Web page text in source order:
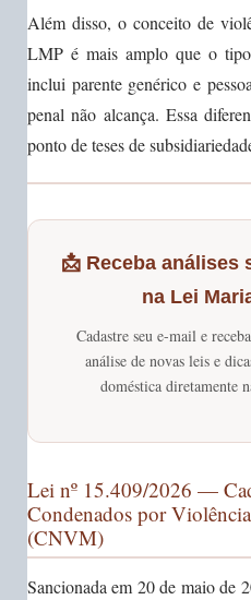
Além disso, o conceito de
LMP é mais amplo que o
inclui parente genérico e
penal não alcança. Essa
ponto de teses de
📩 Receba análises
na Lei
Cadastre seu e-mail e
análise de novas leis e
doméstica diretamente
Lei nº 15.409/2026 —
Condenados por
(CNVM)
Sancionada em 20 de maio de